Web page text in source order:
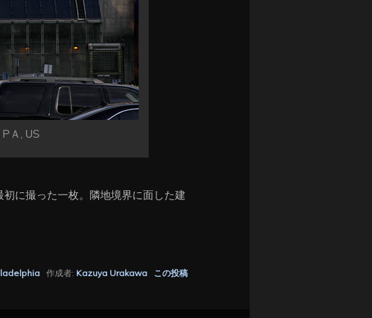
Ａ, US
に撮った一枚。隣地境界に面した建
作成者: Kazuya Urakawa
この投稿